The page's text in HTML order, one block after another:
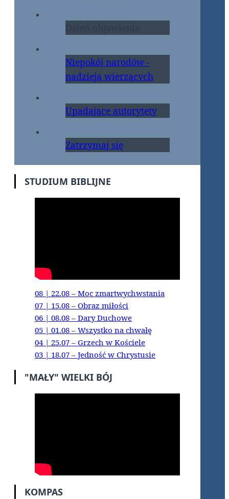
Niepokój narodów -
nadzieja wierzących
Upadające autorytety
Zatrzymaj się
STUDIUM BIBLIJNE
08 | 22.08 – Moc zmartwychwstania
07 | 15.08 – Obraz miłości
06 | 08.08 – Dary Duchowe
05 | 01.08 – Wszystko na chwałę
04 | 25.07 – Grzech w Kościele
03 | 18.07 – Jedność w Chrystusie
"MAŁY" WIELKI BÓJ
KOMPAS